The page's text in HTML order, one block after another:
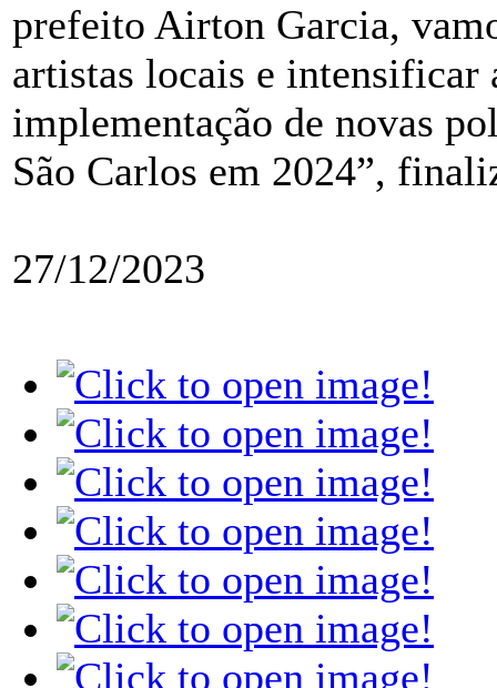
prefeito Airton Garcia,
artistas locais e intensificar
implementação de novas
São Carlos em 2024”,
27/12/2023